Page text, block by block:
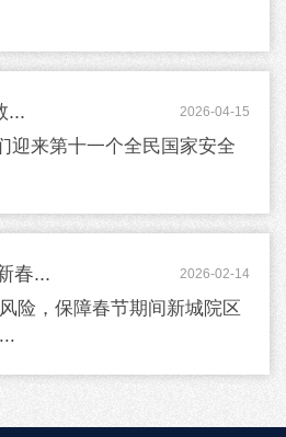
... 2026-04-15
迎来第十一个全民国家安全
春... 2026-02-14
险，保障春节期间新城院区